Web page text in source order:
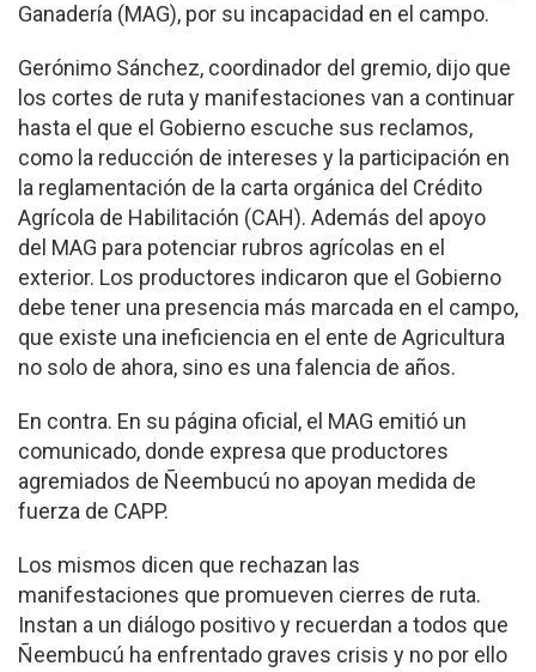
Ganadería (MAG), por su incapacidad en el campo.
Gerónimo Sánchez, coordinador del gremio, dijo que
los cortes de ruta y manifestaciones van a continuar
hasta el que el Gobierno escuche sus reclamos,
como la reducción de intereses y la participación en
la reglamentación de la carta orgánica del Crédito
Agrícola de Habilitación (CAH). Además del apoyo
del MAG para potenciar rubros agrícolas en el
exterior. Los productores indicaron que el Gobierno
debe tener una presencia más marcada en el campo,
que existe una ineficiencia en el ente de Agricultura
no solo de ahora, sino es una falencia de años.
En contra. En su página oficial, el MAG emitió un
comunicado, donde expresa que productores
agremiados de Ñeembucú no apoyan medida de
fuerza de CAPP.
Los mismos dicen que rechazan las
manifestaciones que promueven cierres de ruta.
Instan a un diálogo positivo y recuerdan a todos que
Ñeembucú ha enfrentado graves crisis y no por ello